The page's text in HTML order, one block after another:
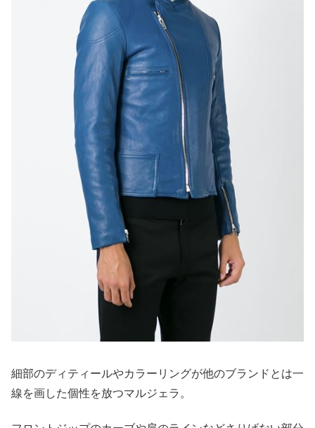
細部のディティールやカラーリングが他のブランドとは一
線を画した個性を放つマルジェラ。